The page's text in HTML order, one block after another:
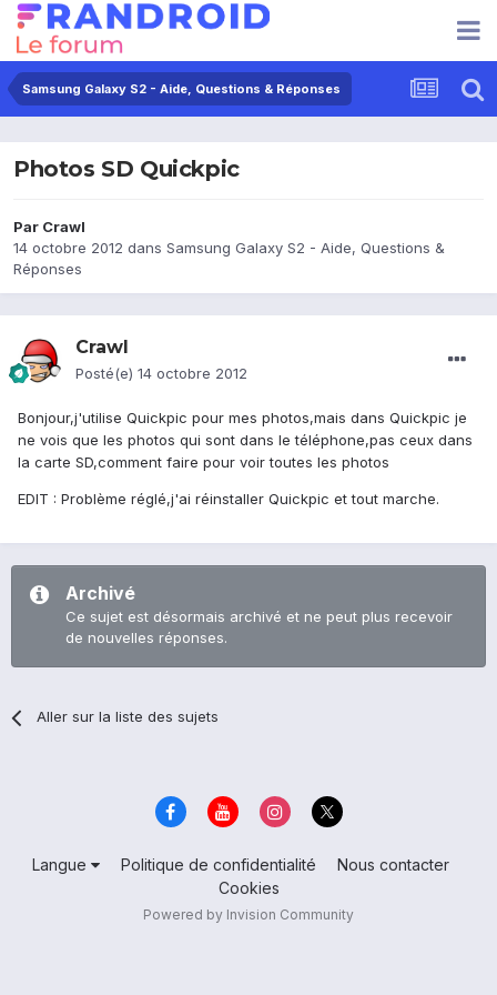
Samsung Galaxy S2 - Aide, Questions & Réponses
Photos SD Quickpic
Par Crawl
14 octobre 2012 dans Samsung Galaxy S2 - Aide, Questions &
Réponses
Crawl
Posté(e) 14 octobre 2012
Bonjour,j'utilise Quickpic pour mes photos,mais dans Quickpic je
ne vois que les photos qui sont dans le téléphone,pas ceux dans
la carte SD,comment faire pour voir toutes les photos
EDIT : Problème réglé,j'ai réinstaller Quickpic et tout marche.
Archivé
Ce sujet est désormais archivé et ne peut plus recevoir
de nouvelles réponses.
Aller sur la liste des sujets
Langue Politique de confidentialité
Nous contacter
Cookies
Powered by Invision Community